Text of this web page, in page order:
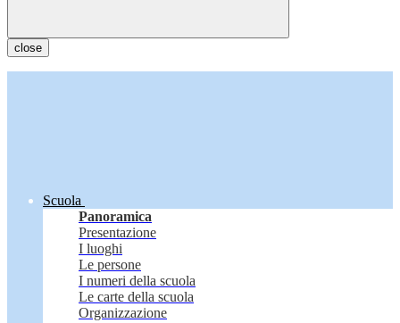
close
Scuola
Panoramica
Presentazione
I luoghi
Le persone
I numeri della scuola
Le carte della scuola
Organizzazione